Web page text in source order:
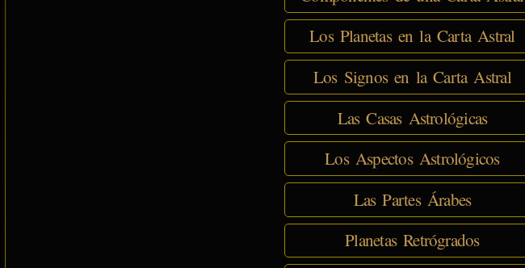
Los Planetas en la Carta Astral
Los Signos en la Carta Astral
Las Casas Astrológicas
Los Aspectos Astrológicos
Las Partes Árabes
Planetas Retrógrados